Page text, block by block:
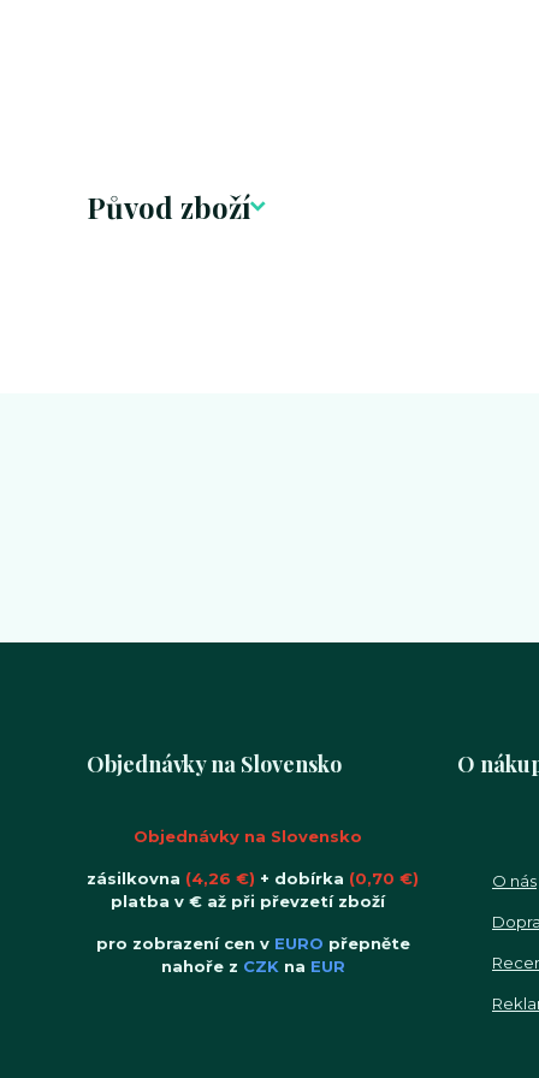
Původ zboží
Objednávky na Slovensko
Objednávky na Slovensko
zásilkovna (4,26 €) + dobírka (0,70 €)
platba v € až při převzetí zboží
pro zobrazení cen v EURO přepněte
nahoře z CZK na EUR
O
O nás